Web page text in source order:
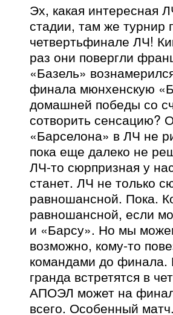
Эх, какая интересная
стадии, там же
четвертьфинале ЛЧ!
раз они повергли
«Базель»
финала мюнхенскую
домашней победы со
сотворить сенсацию?
«Барселона» в ЛЧ не
пока еще далеко не
ЛЧ-то сюрпризная у
станет. ЛЧ не только
равношансной. Пока.
равношансной, если
и «Барсу». Но мы
возможно, кому-то
командами до финала.
гранда встретятся в
АПОЭЛ может на
всего. Особенный матч.